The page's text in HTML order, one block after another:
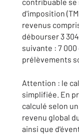
d'imposition
revenus
débourser 3
suivante : 7 000
prélèvements
Attention : le
simplifiée. En
calculé selon
revenu global
ainsi que